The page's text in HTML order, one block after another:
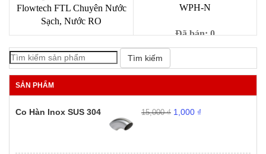
Flowtech FTL Chuyên Nước
Sạch, Nước RO
Đã bán: 1
90,000₫Giá
gốc
39,000₫Giá
hiện
39,000 ₫.
WPH-N
Đã bán: 0
99,000
Giá
là:
Giá
tại
Tìm kiếm
SẢN PHẨM
Co Hàn Inox SUS 304 15,000₫
Giá
gốc
1,000 ₫